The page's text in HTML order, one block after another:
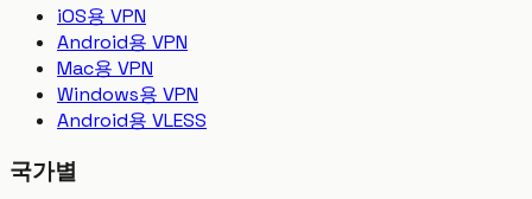
iOS용 VPN
Android용 VPN
Mac용 VPN
Windows용 VPN
Android용 VLESS
국가별